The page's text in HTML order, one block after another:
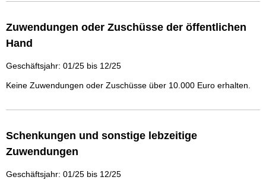
Zuwendungen oder Zuschüsse der öffentlichen
Hand
Geschäftsjahr: 01/25 bis 12/25
Keine Zuwendungen oder Zuschüsse über 10.000 Euro erhalten.
Schenkungen und sonstige lebzeitige
Zuwendungen
Geschäftsjahr: 01/25 bis 12/25